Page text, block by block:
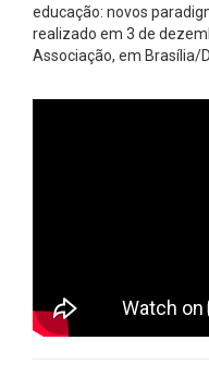
educação: novos
realizado em 3 de
Associação, em Brasília/